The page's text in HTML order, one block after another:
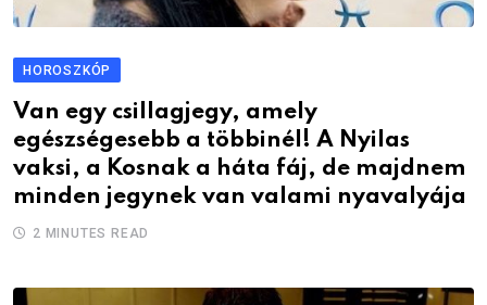
HOROSZKÓP
Van egy csillagjegy, amely
egészségesebb a többinél! A Nyilas
vaksi, a Kosnak a háta fáj, de majdnem
minden jegynek van valami nyavalyája
2 MINUTES READ